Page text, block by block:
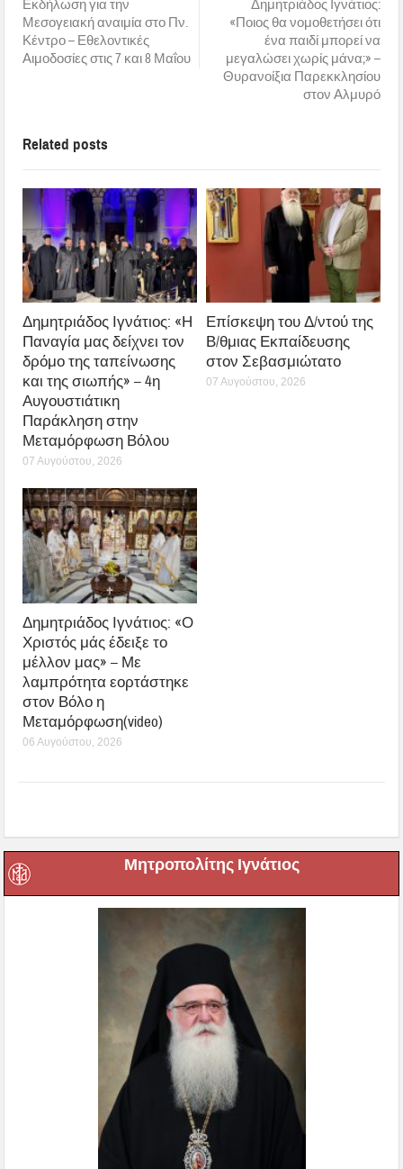
Εκδήλωση για την
Μεσογειακή αναιμία στο Πν.
Κέντρο – Εθελοντικές
Αιμοδοσίες στις 7 και 8 Μαΐου
Δημητριάδος Ιγνάτιος:
«Ποιος θα νομοθετήσει ότι
ένα παιδί μπορεί να
μεγαλώσει χωρίς μάνα;» –
Θυρανοίξια Παρεκκλησίου
στον Αλμυρό
Related posts
Δημητριάδος Ιγνάτιος: «Η
Παναγία μας δείχνει τον
δρόμο της ταπείνωσης
και της σιωπής» – 4η
Αυγουστιάτικη
Παράκληση στην
Μεταμόρφωση Βόλου
07 Αυγούστου, 2026
Επίσκεψη του Δ/ντού της
Β/θμιας Εκπαίδευσης
στον Σεβασμιώτατο
07 Αυγούστου, 2026
Δημητριάδος Ιγνάτιος: «Ο
Χριστός μάς έδειξε το
μέλλον μας» – Με
λαμπρότητα εορτάστηκε
στον Βόλο η
Μεταμόρφωση(video)
06 Αυγούστου, 2026
Μητροπολίτης Ιγνάτιος